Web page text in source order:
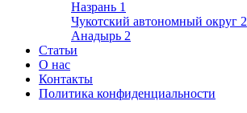
Назрань 1
Чукотский автономный округ 2
Анадырь 2
Статьи
О нас
Контакты
Политика конфиденциальности